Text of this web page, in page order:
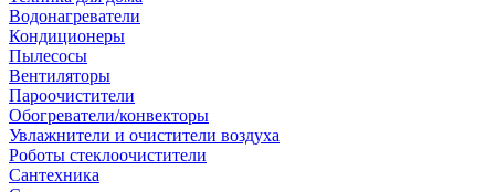
Водонагреватели
Кондиционеры
Пылесосы
Вентиляторы
Пароочистители
Обогреватели/конвекторы
Увлажнители и очистители воздуха
Роботы стеклоочистители
Сантехника